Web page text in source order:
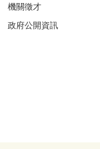
機關徵才
政府公開資訊